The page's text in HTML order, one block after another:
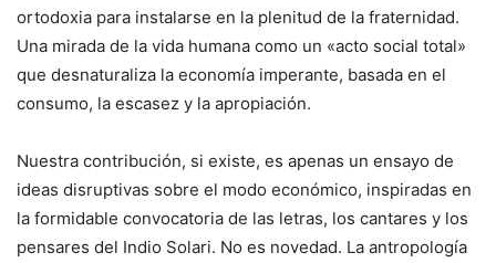
ortodoxia para instalarse en la plenitud de la fraternidad.
Una mirada de la vida humana como un «acto social total»
que desnaturaliza la economía imperante, basada en el
consumo, la escasez y la apropiación.
Nuestra contribución, si existe, es apenas un ensayo de
ideas disruptivas sobre el modo económico, inspiradas en
la formidable convocatoria de las letras, los cantares y los
pensares del Indio Solari. No es novedad. La antropología